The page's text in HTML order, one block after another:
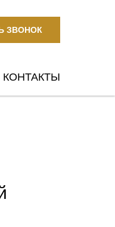
ЗВОНОК
КОНТАКТЫ